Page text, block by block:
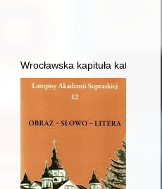
wspomnieniach = My memories of
Wrocławska kapituła katedralna